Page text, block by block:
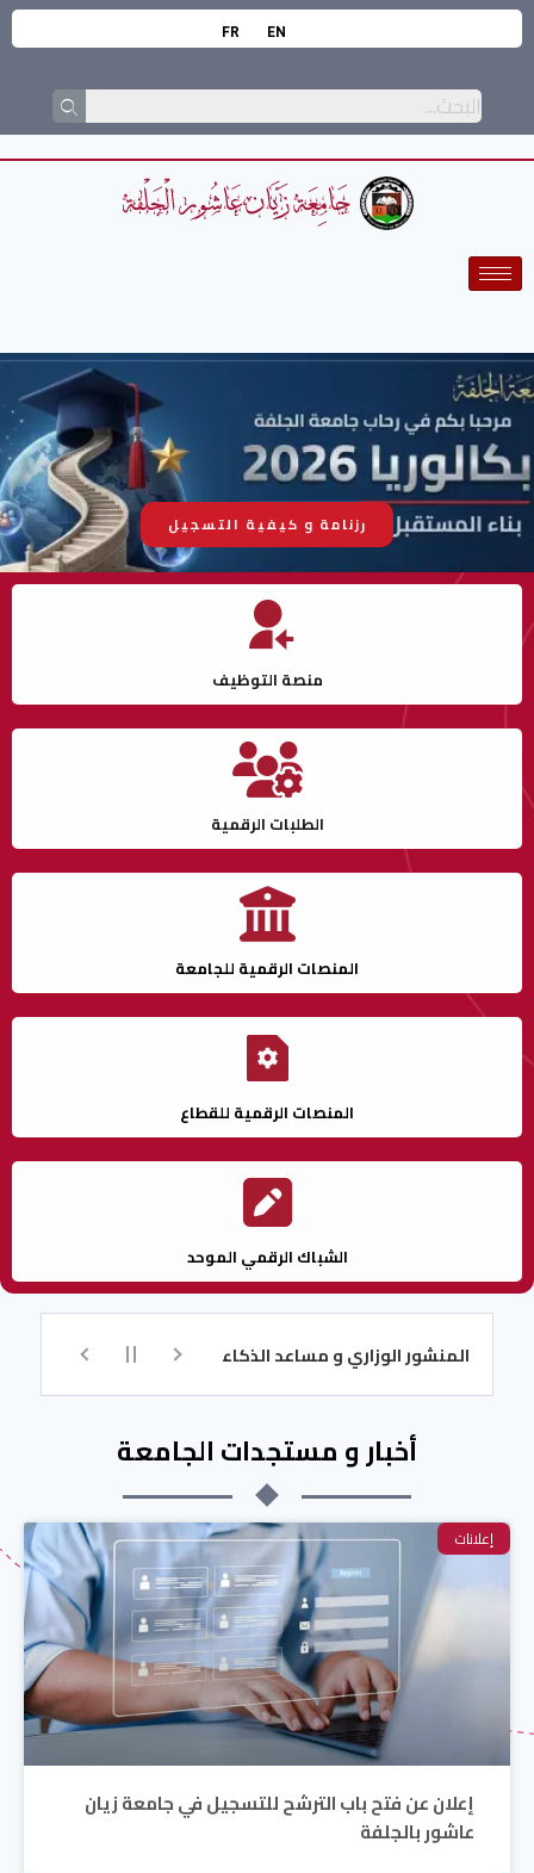
EN
FR
رزنامة و كيفية التسجيل
منصة التوظيف
الطلبات الرقمية
المنصات الرقمية للجامعة
المنصات الرقمية للقطاع
الشباك الرقمي الموحد
المنشور الوزاري و مساعد الذكاء الاصطناعي للتسجيل تكوين
أخبار و مستجدات الجامعة
إعلانات
إعلان عن فتح باب الترشح للتسجيل في جامعة زيان
عاشور بالجلفة